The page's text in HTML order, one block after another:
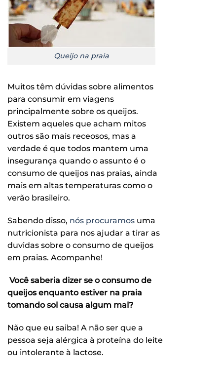
Queijo na praia
Muitos têm dúvidas sobre alimentos
para consumir em viagens
principalmente sobre os queijos.
Existem aqueles que acham mitos
outros são mais receosos, mas a
verdade é que todos mantem uma
insegurança quando o assunto é o
consumo de queijos nas praias, ainda
mais em altas temperaturas como o
verão brasileiro.
Sabendo disso, nós procuramos uma
nutricionista para nos ajudar a tirar as
duvidas sobre o consumo de queijos
em praias. Acompanhe!
Você saberia dizer se o consumo de
queijos enquanto estiver na praia
tomando sol causa algum mal?
Não que eu saiba! A não ser que a
pessoa seja alérgica à proteína do leite
ou intolerante à lactose.